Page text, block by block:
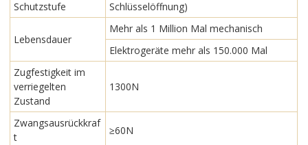
Schutzstufe
Schlüsselöffnung)
Lebensdauer
Mehr als 1 Million Mal mechanisch
Elektrogeräte mehr als 150.000 Mal
Zugfestigkeit im
verriegelten
Zustand
1300N
Zwangsausrückkraf
t
≥60N